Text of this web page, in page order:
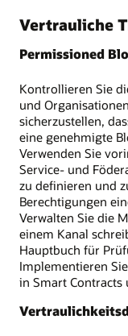
Vertrauliche
Permissioned
Kontrollieren Sie
und
sicherzustellen,
eine genehmigte
Verwenden Sie
Service- und
zu definieren und
Berechtigungen
Verwalten Sie die
einem Kanal
Hauptbuch für
Implementieren
in Smart Contracts